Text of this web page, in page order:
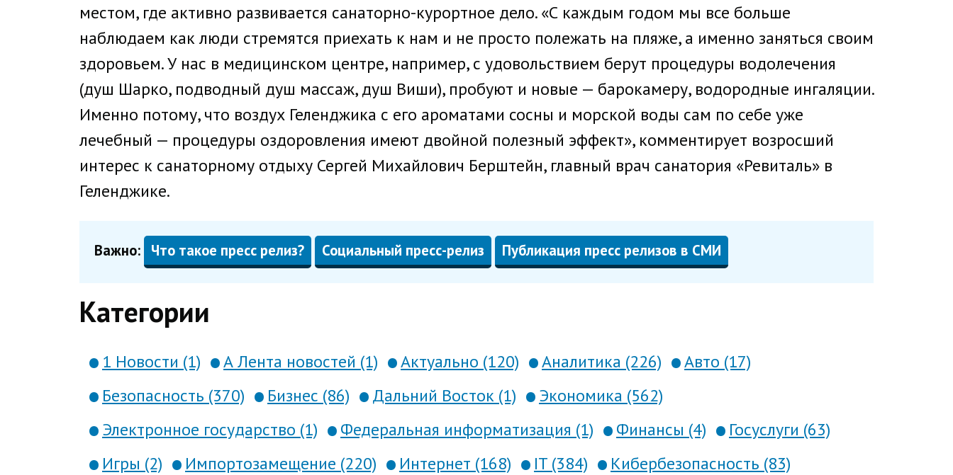
местом, где активно развивается санаторно-курортное дело. «С каждым годом мы все больше
наблюдаем как люди стремятся приехать к нам и не просто полежать на пляже, а именно заняться своим
здоровьем. У нас в медицинском центре, например, с удовольствием берут процедуры водолечения
(душ Шарко, подводный душ массаж, душ Виши), пробуют и новые — барокамеру, водородные ингаляции.
Именно потому, что воздух Геленджика с его ароматами сосны и морской воды сам по себе уже
лечебный — процедуры оздоровления имеют двойной полезный эффект», комментирует возросший
интерес к санаторному отдыху Сергей Михайлович Берштейн, главный врач санатория «Ревиталь» в
Геленджике.
Важно: Что такое пресс релиз? Социальный пресс-релиз Публикация пресс релизов в СМИ
Категории
1 Новости (1) А Лента новостей (1) Актуально (120) Аналитика (226)
Авто (17)
Безопасность (370)
Бизнес (86) Дальний Восток (1)
Экономика (562)
Электронное государство (1)
Федеральная информатизация (1) Финансы (4)
Госуслуги (63)
Игры (2)
Импортозамещение (220) Интернет (168) IT (384)
Кибербезопасность (83)